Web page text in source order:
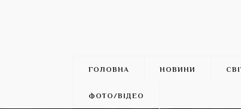
ГОЛОВНА НОВИНИ
ФОТО/ВІДЕО